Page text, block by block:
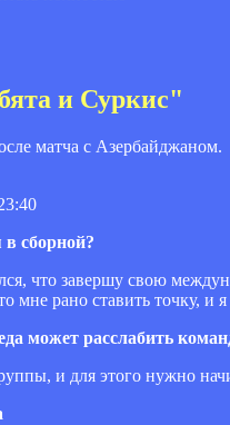
и Суркис"
матча с Азербайджаном.
сборной?
что завершу свою
мне рано ставить точку, и
может расслабить
и для этого нужно